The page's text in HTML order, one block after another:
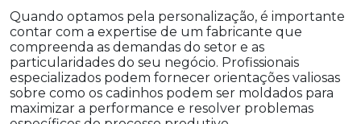
Quando optamos pela personalização, é importante
contar com a expertise de um fabricante que
compreenda as demandas do setor e as
particularidades do seu negócio. Profissionais
especializados podem fornecer orientações valiosas
sobre como os cadinhos podem ser moldados para
maximizar a performance e resolver problemas